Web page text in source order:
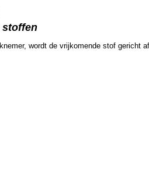
stoffen
wordt de vrijkomende stof gericht